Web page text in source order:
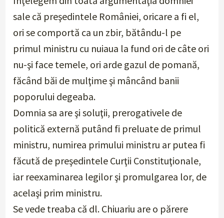
sale că preşedintele României, oricare a fi el,
ori se comportă ca un zbir, bătându-l pe
primul ministru cu nuiaua la fund ori de câte ori
nu-şi face temele, ori arde gazul de pomană,
făcând băi de mulţime şi mâncând banii
poporului degeaba.
Domnia sa are şi soluţii, prerogativele de
politică externă putând fi preluate de primul
ministru, numirea primului ministru ar putea fi
făcută de preşedintele Curţii Constituţionale,
iar reexaminarea legilor şi promulgarea lor, de
acelaşi prim ministru.
Se vede treaba că dl. Chiuariu are o părere